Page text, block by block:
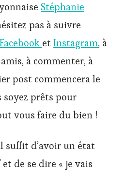
Stéphanie
pas à suivre
Facebook et Instagram, à
à commenter, à
post commencera le
prêts pour
vous faire du bien !
suffit d’avoir un état
de se dire « je vais